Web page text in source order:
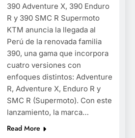
390 Adventure X, 390 Enduro
R y 390 SMC R Supermoto
KTM anuncia la llegada al
Perú de la renovada familia
390, una gama que incorpora
cuatro versiones con
enfoques distintos: Adventure
R, Adventure X, Enduro R y
SMC R (Supermoto). Con este
lanzamiento, la marca…
Read More